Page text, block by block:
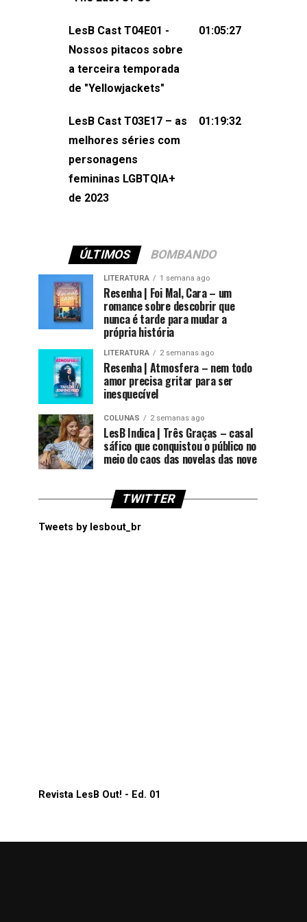
sociais:Twitter: ⁠⁠⁠⁠@lesbout_br⁠⁠⁠⁠ Instagram:
do LesB Cast:Apresentação de
Karolen Passos
(⁠⁠⁠⁠⁠⁠@KarolenPassos⁠⁠⁠⁠⁠⁠)Participação de
Pollyelly FlorêncioEdição de Naiady
Machado
LesB Cast T04E01 -
Nossos pitacos sobre
a terceira temporada
de "Yellowjackets"
01:05:27
LesB Cast T03E17 – as
melhores séries com
personagens
femininas LGBTQIA+
de 2023
01:19:32
ÚLTIMOS BOMBANDO
LITERATURA 1 semana ago
Resenha | Foi Mal, Cara – um
romance sobre descobrir que
nunca é tarde para mudar a
própria história
LITERATURA 2 semanas ago
Resenha | Atmosfera – nem todo
amor precisa gritar para ser
inesquecível
COLUNAS 2 semanas ago
LesB Indica | Três Graças – casal
sáfico que conquistou o público no
meio do caos das novelas das nove
TWITTER
Tweets by lesbout_br
Revista LesB Out! - Ed. 01